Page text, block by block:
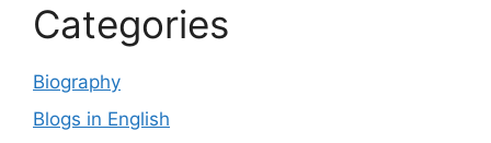
Categories
Biography
Blogs in English